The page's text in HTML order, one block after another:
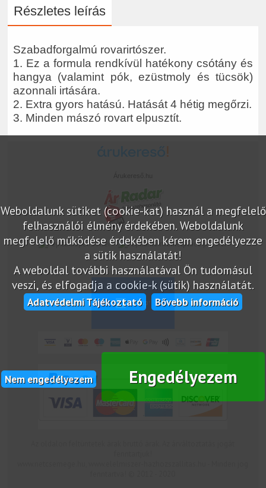
Részletes leírás
Szabadforgalmú rovarirtószer.
1. Ez a formula rendkívül hatékony csótány és
hangya (valamint pók, ezüstmoly és tücsök)
azonnali irtására.
2. Extra gyors hatású. Hatását 4 hétig megőrzi.
3. Minden mászó rovart elpusztít.
Weboldalunk sütiket (cookie-kat) használ a megfelelő
felhasználói élmény érdekében. Weboldalunk
megfelelő működése érdekében kérem engedélyezze
a sütik használatát!
A weboldal további használatával Ön tudomásul
veszi, és elfogadja a cookie-k (sütik) használatát.
Adatvédelmi Tájékoztató Bővebb információ
Nem engedélyezem Engedélyezem
marketplace partner